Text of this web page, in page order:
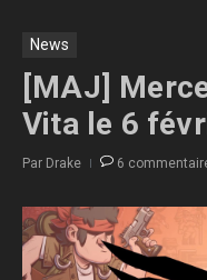
News
[MAJ]
Vita le 6
Par Drake 6